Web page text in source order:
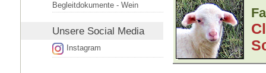
Begleitdokumente - Wein
Unsere Social Media
Instagram